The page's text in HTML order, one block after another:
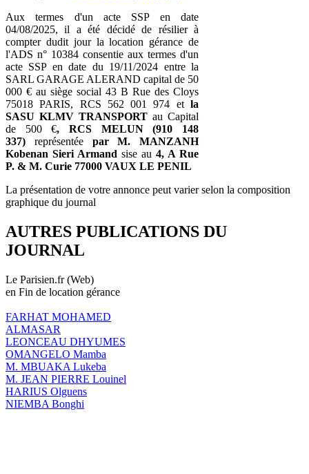
Aux termes d'un acte SSP en date
04/08/2025, il a été décidé de résilier à
compter dudit jour la location gérance de
l'ADS n° 10384 consentie aux termes d'un
acte SSP en date du 19/11/2024 entre la
SARL GARAGE ALERAND capital de 50
000 € au siège social 43 B Rue des Cloys
75018 PARIS, RCS 562 001 974 etla
SASU KLMV TRANSPORT au Capital
de 500 €, RCS MELUN (910 148
337) représentée par M. MANZANH
Kobenan Sieri Armand sise au 4, A Rue
P. & M. Curie 77000 VAUX LE PENIL
La présentation de votre annonce peut varier selon la composition
graphique du journal
AUTRES PUBLICATIONS DU
JOURNAL
Le Parisien.fr (Web)
en Fin de location gérance
FARHAT MOHAMED
ALMASAR
LEONCEAU DHYUMES
OMANGELO Mamba
M. MBUAKA Lukeba
M. JEAN PIERRE Louinel
HARIUS Olguens
NIEMBA Bonghi